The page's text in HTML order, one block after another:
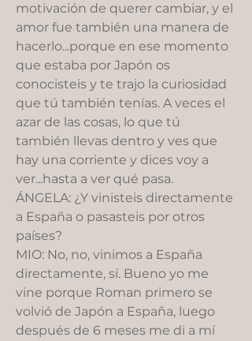
motivación de querer cambiar, y el
amor fue también una manera de
hacerlo...porque en ese momento
que estaba por Japón os
conocisteis y te trajo la curiosidad
que tú también tenías. A veces el
azar de las cosas, lo que tú
también llevas dentro y ves que
hay una corriente y dices voy a
ver...hasta a ver qué pasa.
ÁNGELA: ¿Y vinisteis directamente
a España o pasasteis por otros
países?
MIO: No, no, vinimos a España
directamente, sí. Bueno yo me
vine porque Roman primero se
volvió de Japón a España, luego
después de 6 meses me di a mí